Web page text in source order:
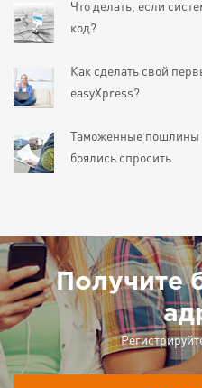
Что делать, если
код?
Как сделать свой
easyXpress?
Таможенные пошлины
боялись спросить
Получите